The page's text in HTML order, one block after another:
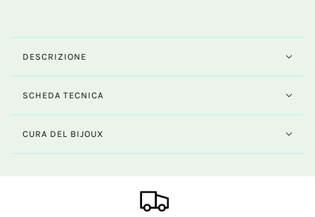
DESCRIZIONE
SCHEDA TECNICA
CURA DEL BIJOUX